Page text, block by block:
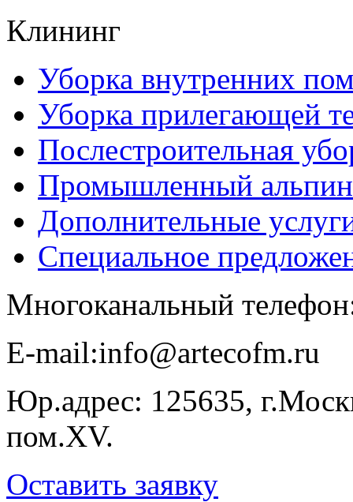
Клининг
Уборка внутренних
Уборка прилегающей
Послестроительная
Промышленный
Дополнительные
Специальное
Многоканальный
E-​mail:info@artecofm.ru
Юр.адрес: 125635,
пом.XV.
Оставить заявку